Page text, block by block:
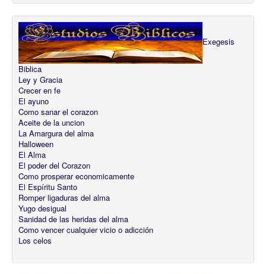
Exegesis
Biblica
Ley y Gracia
Crecer en fe
El ayuno
Como sanar el corazon
Aceite de la uncion
La Amargura del alma
Halloween
El Alma
El poder del Corazon
Como prosperar economicamente
El Espíritu Santo
Romper ligaduras del alma
Yugo desigual
Sanidad de las heridas del alma
Como vencer cualquier vicio o adicción
Los celos